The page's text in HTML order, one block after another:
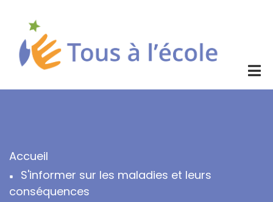
contenu
principal
Fil
d'Ariane
Accueil
S'informer sur les maladies et leurs
conséquences